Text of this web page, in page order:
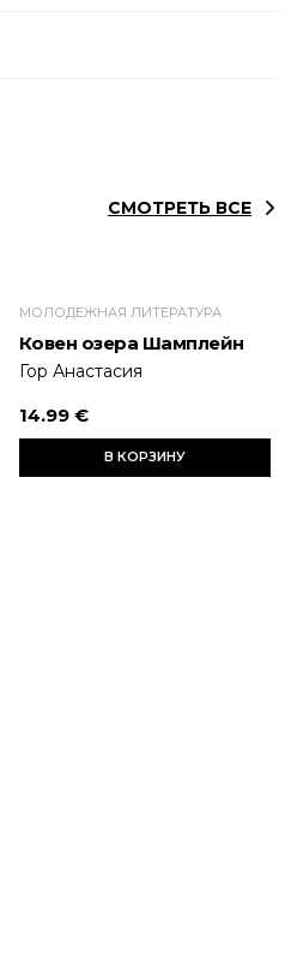
СМОТРЕТЬ ВСЕ
МОЛОДЕЖНАЯ ЛИТЕРАТУРА
Ковен озера Шамплейн
Гор Анастасия
14.99 €
В КОРЗИНУ